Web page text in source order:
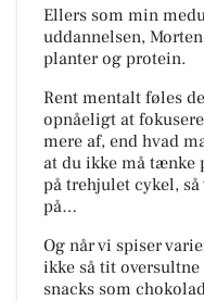
Ellers som min
uddannelsen,
planter og protein.
Rent mentalt føles
opnåeligt at
mere af, end hvad
at du ikke må tænke
på trehjulet cykel,
på…
Og når vi spiser
ikke så tit oversultne
snacks som